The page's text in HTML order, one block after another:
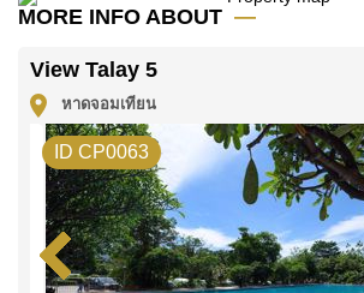
ติดต่อ Cornerstone Real Estate โทร
หรือ อีเมลinfo@cornerstone.co.th
WhatsApp ของสำนักงาน:
@cornerstonepattaya
MORE INFO ABOUT
View Talay 5
หาดจอมเทียน
ID CP0063